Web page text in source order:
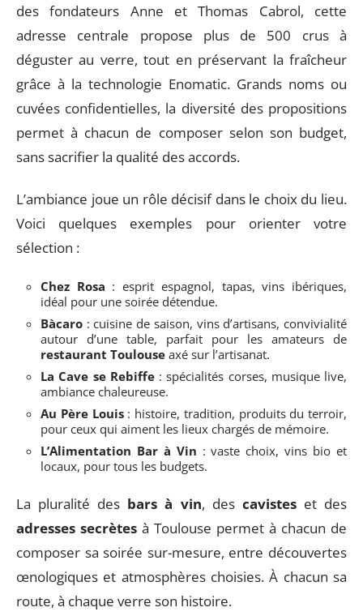
des fondateurs Anne et Thomas Cabrol, cette
adresse centrale propose plus de 500 crus à
déguster au verre, tout en préservant la fraîcheur
grâce à la technologie Enomatic. Grands noms ou
cuvées confidentielles, la diversité des propositions
permet à chacun de composer selon son budget,
sans sacrifier la qualité des accords.
L’ambiance joue un rôle décisif dans le choix du lieu.
Voici quelques exemples pour orienter votre
sélection :
Chez Rosa : esprit espagnol, tapas, vins ibériques,
idéal pour une soirée détendue.
Bàcaro : cuisine de saison, vins d’artisans, convivialité
autour d’une table, parfait pour les amateurs de
restaurant Toulouse axé sur l’artisanat.
La Cave se Rebiffe: spécialités corses, musique live,
ambiance chaleureuse.
Au Père Louis: histoire, tradition, produits du terroir,
pour ceux qui aiment les lieux chargés de mémoire.
L’Alimentation Bar à Vin : vaste choix, vins bio et
locaux, pour tous les budgets.
La pluralité des bars à vin, des cavisteset des
adresses secrètes à Toulouse permet à chacun de
composer sa soirée sur-mesure, entre découvertes
œnologiques et atmosphères choisies. À chacun sa
route, à chaque verre son histoire.